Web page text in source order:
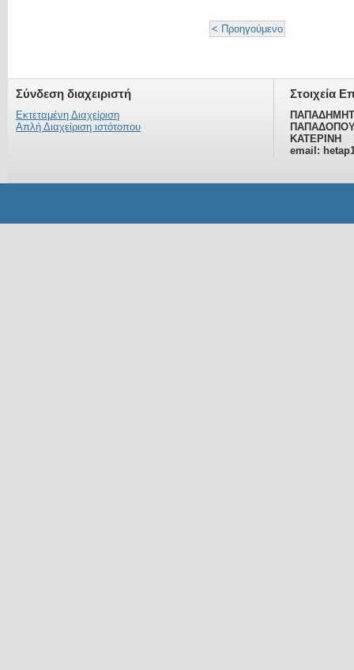
< Προηγούμενο
Σύνδεση διαχειριστή
Εκτεταμένη Διαχείριση
Απλή Διαχείριση ιστότοπου
Στοιχεία
ΚΑΤΕΡΙΝΗ
email: